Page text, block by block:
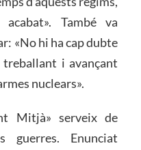
acabat». També va
«No hi ha cap dubte
treballant i avançant
nuclears».
Mitjà» serveix de
guerres. Enunciat